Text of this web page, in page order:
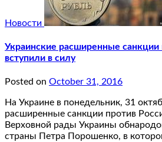
Новости
Украинские расширенные санкции
вступили в силу
Posted on October 31, 2016
На Украине в понедельник, 31
расширенные санкции против
Верховной рады Украины
страны Петра Порошенко, в